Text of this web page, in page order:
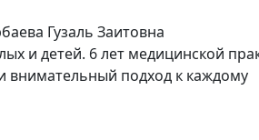
Гузаль Заитовна
и детей. 6 лет медицинской
подход к каждому